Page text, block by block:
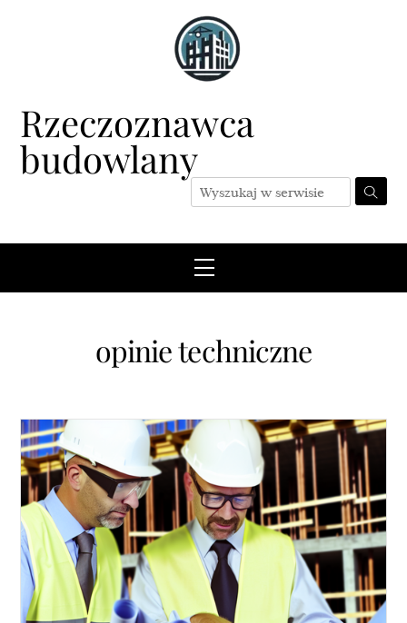
Rzeczoznawca
budowlany
Menu
opinie techniczne